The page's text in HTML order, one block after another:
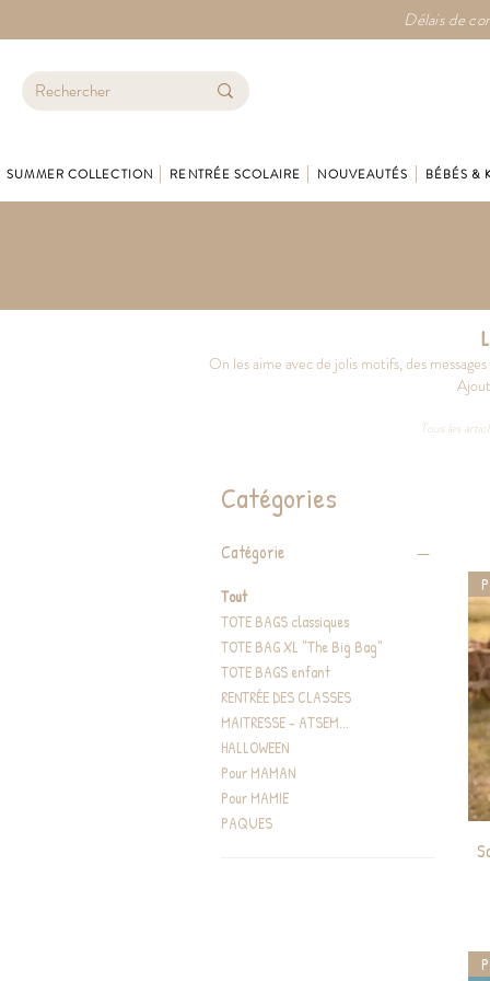
Délais de
SUMMER COLLECTION RENTRÉE SCOLAIRE NOUVEAUTÉS BÉBÉS &
On les aime avec de jolis motifs, des
Tous les
Catégories
Catégorie
Tout
TOTE BAGS classiques
TOTE BAG XL "The Big Bag"
TOTE BAGS enfant
RENTRÉE DES CLASSES
MAITRESSE - ATSEM...
HALLOWEEN
Pour MAMAN
Pour MAMIE
PAQUES